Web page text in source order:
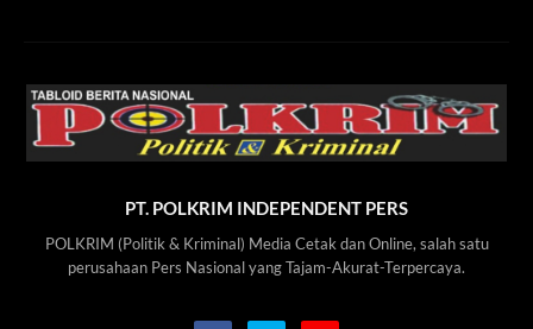
PT. POLKRIM INDEPENDENT PERS
POLKRIM (Politik & Kriminal) Media Cetak dan Online, salah satu
perusahaan Pers Nasional yang Tajam-Akurat-Terpercaya.